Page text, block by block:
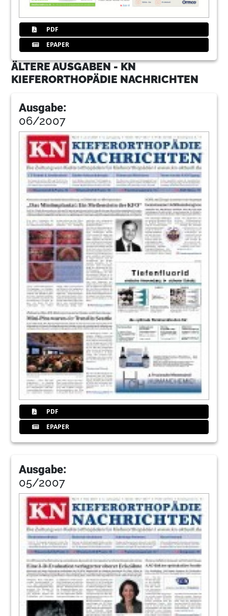
PDF
EPAPER
ÄLTERE AUSGABEN - KN
KIEFERORTHOPÄDIE NACHRICHTEN
Ausgabe:
06/2007
PDF
EPAPER
Ausgabe:
05/2007